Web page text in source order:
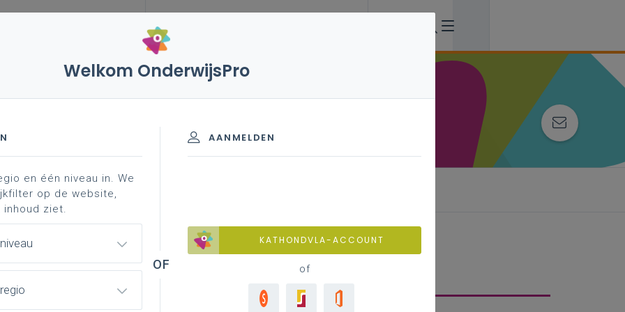
vakken en leerplannen 7de leerjaar
- 7de leerjaar
achtergrond
het leerplan
Welkom OnderwijsPro
AANMELDEN
KATHONDVLA-ACCOUNT
of
en één niveau in. We
op de website,
ziet.